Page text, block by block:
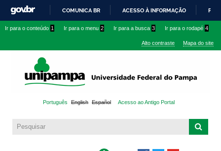
conteúdo
IR
O
COMUNICA BR ACESSO À INFORMAÇÃO
Ir para o conteúdo 1 Ir para o menu 2 Ir para a busca 3 Ir para o rodapé 4
Alto contraste Mapa do site
Português English Español Acesso ao Antigo Portal